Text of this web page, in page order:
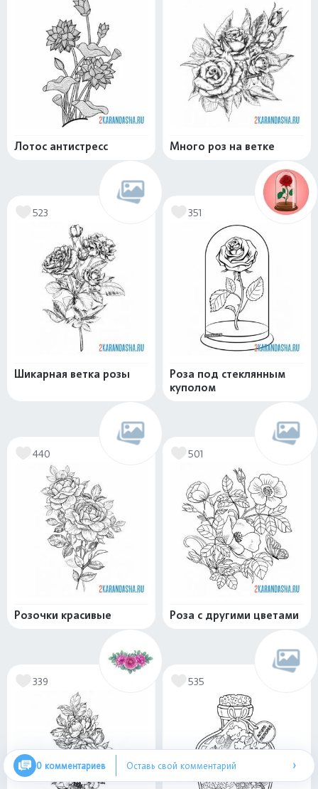
Лотос антистресс Много роз на ветке
523
Шикарная ветка розы
351
Роза под стеклянным
куполом
440
Розочки красивые
501
Роза с другими цветами
339 535
0 комментариев Оставь свой комментарий ›